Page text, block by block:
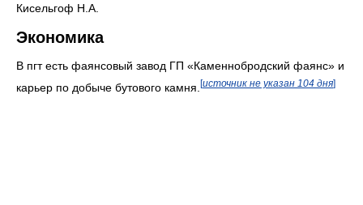
Кисельгоф Н.А.
Экономика
В пгт есть фаянсовый завод ГП «Каменнобродский фаянс» и
карьер по добыче бутового камня. [источник не указан 104 дня]